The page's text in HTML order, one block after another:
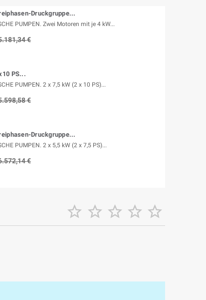
Druckgruppe...
PUMPEN. Zwei Motoren mit je 4 kW...
€
PS...
PUMPEN. 2 x 7,5 kW (2 x 10 PS)...
€
Druckgruppe...
PUMPEN. 2 x 5,5 kW (2 x 7,5 PS)...
€
    